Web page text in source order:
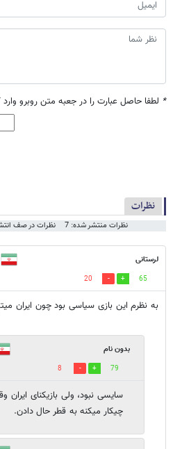
* لطفا حاصل عبارت را در جعبه متن روبرو وارد
نظرات
نظرات منتشر شده: 7 نظرات در صف
لرستانی
65
20
به نظرم این بازی سیاسی بود چون ایران
بدون نام
79
8
سایسی نبود، ولی بازیکنای ایران
چیکار میکنه به قطر حال دادن.